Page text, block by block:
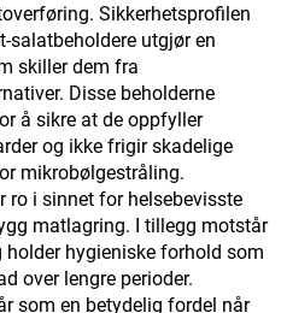
Sikkerhetsprofilen
salatbeholdere utgjør en
skiller dem fra
Disse beholderne
å sikre at de oppfyller
og ikke frigir skadelige
mikrobølgestråling.
ro i sinnet for helsebevisste
matlagring. I tillegg motstår
holder hygieniske forhold som
over lengre perioder.
som en betydelig fordel når